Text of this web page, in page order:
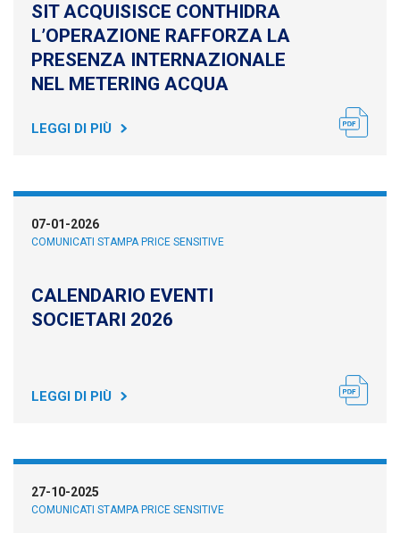
SIT ACQUISISCE CONTHIDRA
L’OPERAZIONE RAFFORZA LA
PRESENZA INTERNAZIONALE
NEL METERING ACQUA
LEGGI DI PIÙ
07-01-2026
COMUNICATI STAMPA PRICE SENSITIVE
CALENDARIO EVENTI
SOCIETARI 2026
LEGGI DI PIÙ
27-10-2025
COMUNICATI STAMPA PRICE SENSITIVE